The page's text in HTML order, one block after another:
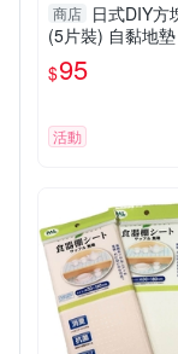
商店 日式DIY方
(5片裝) 自黏地
裁剪 寵物防滑地
滑墊 地墊 地毯 地
$95
活動